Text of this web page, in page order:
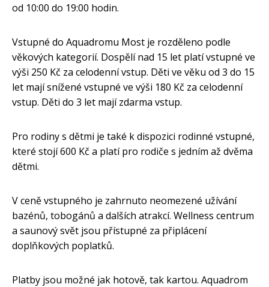
od 10:00 do 19:00 hodin.
Vstupné do Aquadromu Most je rozděleno podle
věkových kategorií. Dospělí nad 15 let platí vstupné ve
výši 250 Kč za celodenní vstup. Děti ve věku od 3 do 15
let mají snížené vstupné ve výši 180 Kč za celodenní
vstup. Děti do 3 let mají zdarma vstup.
Pro rodiny s dětmi je také k dispozici rodinné vstupné,
které stojí 600 Kč a platí pro rodiče s jedním až dvěma
dětmi.
V ceně vstupného je zahrnuto neomezené užívání
bazénů, tobogánů a dalších atrakcí. Wellness centrum
a saunový svět jsou přístupné za připlácení
doplňkových poplatků.
Platby jsou možné jak hotově, tak kartou. Aquadrom